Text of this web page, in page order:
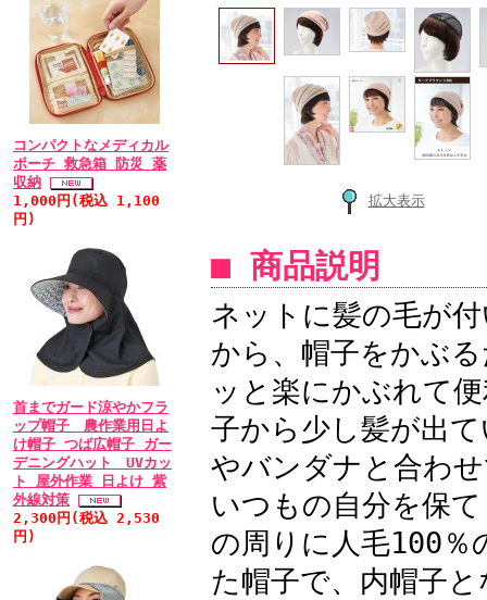
コンパクトなメディカル
ポーチ 救急箱 防災 薬
収納
1,000円(税込 1,100
円)
首までガード涼やかフラ
ップ帽子 農作業用日よ
け帽子 つば広帽子 ガー
デニングハット UVカッ
ト 屋外作業 日よけ 紫
外線対策
2,300円(税込 2,530
円)
ッグの紹介を頼まれ、
します。また、今後と
よろしくお願いします。
• 2011/03/15 投稿
こんなに安いのがあっ
商品届きました。早
ようです。オーダーで
でも、充分です。
お安いですから、また
も気軽に頼めますし。
療頑張るという意識に
る、こんなに安いのが
私もほっとしましまし
していましたし・・・
フが置かれていました
なら、お客さん、とて
発送していただいてあ
拡大表示
■ 商品説明
ネットに髪の毛が
から、帽子をかぶ
ッと楽にかぶれて
子から少し髪が出
やバンダナと合わ
いつもの自分を保
の周りに人毛100％
た帽子で、内帽子